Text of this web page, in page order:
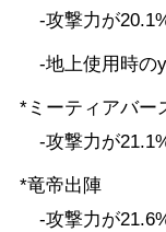
-攻撃力が
-地上使用時の
*ミーティアバー
-攻撃力が
*竜帝出陣
-攻撃力が